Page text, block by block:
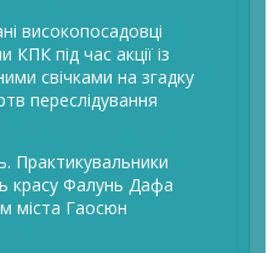
високопосадовці
КПК під час акції із
свічками на згадку
переслідування
Практикувальники
красу Фалунь Дафа
міста Гаосюн